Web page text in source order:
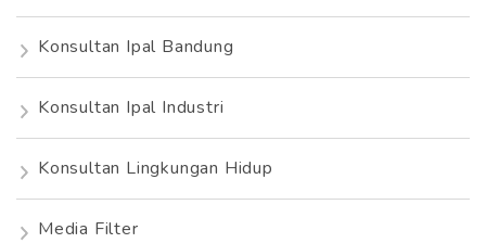
Konsultan Ipal Bandung
Konsultan Ipal Industri
Konsultan Lingkungan Hidup
Media Filter